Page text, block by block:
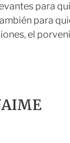
para
para
el